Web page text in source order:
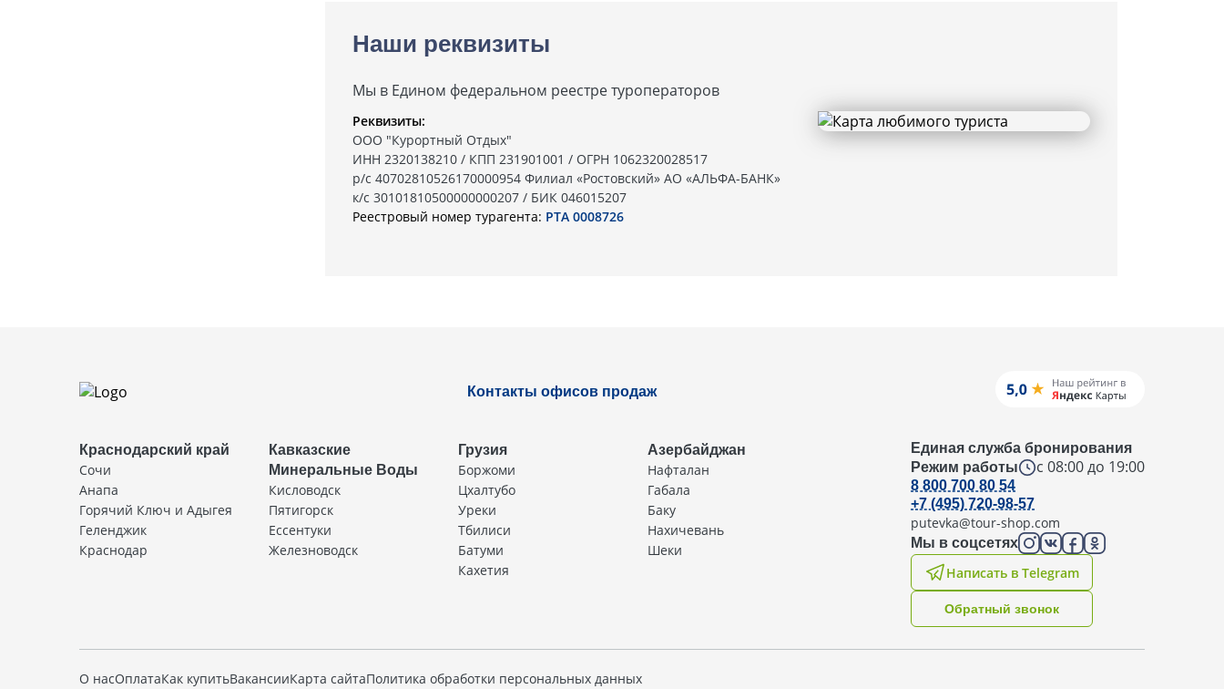
Наши реквизиты
Мы в Едином федеральном реестре туроператоров
Реквизиты:
ООО "Курортный Отдых"
ИНН 2320138210 / КПП 231901001 / ОГРН 1062320028517
р/с 40702810526170000954 Филиал «Ростовский» АО «АЛЬФА-БАНК»
к/с 30101810500000000207 / БИК 046015207
Реестровый номер турагента: РТА 0008726
Контакты офисов продаж
Краснодарский край
Сочи
Анапа
Горячий Ключ и Адыгея
Геленджик
Краснодар
Кавказские
Минеральные Воды
Кисловодск
Пятигорск
Ессентуки
Железноводск
Грузия
Боржоми
Цхалтубо
Уреки
Тбилиси
Батуми
Кахетия
Азербайджан
Нафталан
Габала
Баку
Нахичевань
Шеки
Единая служба бронирования
Режим работы
с 08:00 до 19:00
8 800 700 80 54
+7 (495) 720-98-57
putevka@tour-shop.com
Мы в соцсетях
Написать в Telegram
Oбратный звонок
О насОплатаКак купитьВакансииКарта сайтаПолитика обработки персональных данных